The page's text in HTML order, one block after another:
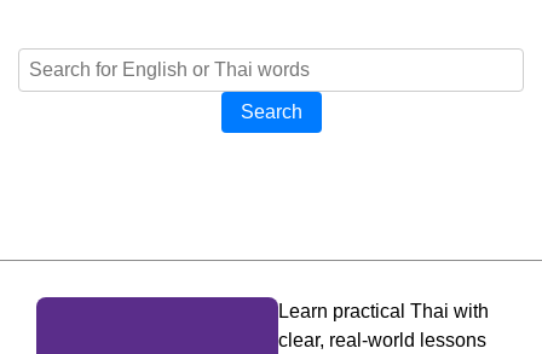
Search
Learn practical Thai with
clear, real-world lessons